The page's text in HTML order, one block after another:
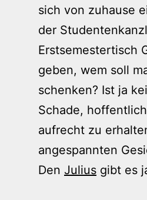
sich von zuhause
der
Erstsemestertisch
geben, wem soll
schenken? Ist ja
Schade,
aufrecht zu
angespannten
Den Julius gibt es